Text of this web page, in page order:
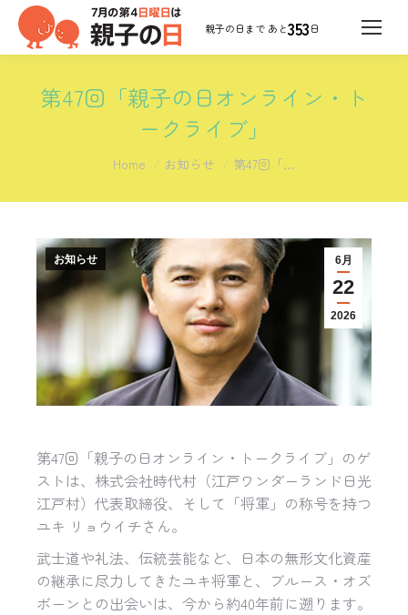
353日
第47回「親子の日オンライン・ト
ークライブ」
You are here:
Home お知らせ 第47回「…
6月
22
2026
お知らせ
第47回「親子の日オンライン・トークライブ」のゲ
ストは、株式会社時代村（江戸ワンダーランド日光
江戸村）代表取締役、そして「将軍」の称号を持つ
ユキ リョウイチさん。
武士道や礼法、伝統芸能など、日本の無形文化資産
の継承に尽力してきたユキ将軍と、ブルース・オズ
ボーンとの出会いは、今から約40年前に遡ります。